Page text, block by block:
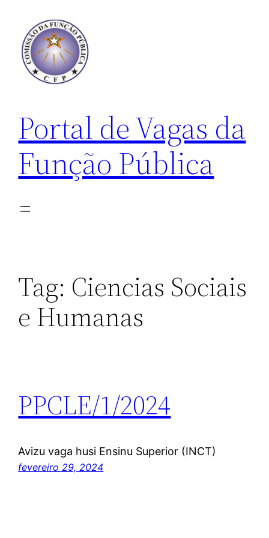
conteúdo
Portal de Vagas da
Função Pública
Tag: Ciencias Sociais
e Humanas
PPCLE/1/2024
Avizu vaga husi Ensinu Superior (INCT)
fevereiro 29, 2024